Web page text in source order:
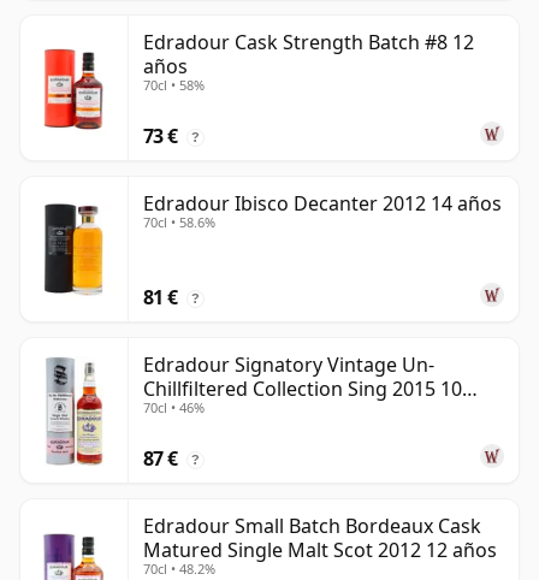
Edradour Cask Strength Batch #8 12
años
70cl • 58%
73 € ?
Edradour Ibisco Decanter 2012 14 años
70cl • 58.6%
81 € ?
Edradour Signatory Vintage Un-
Chillfiltered Collection Sing 2015 10
años
70cl • 46%
87 € ?
Edradour Small Batch Bordeaux Cask
Matured Single Malt Scot 2012 12 años
70cl • 48.2%